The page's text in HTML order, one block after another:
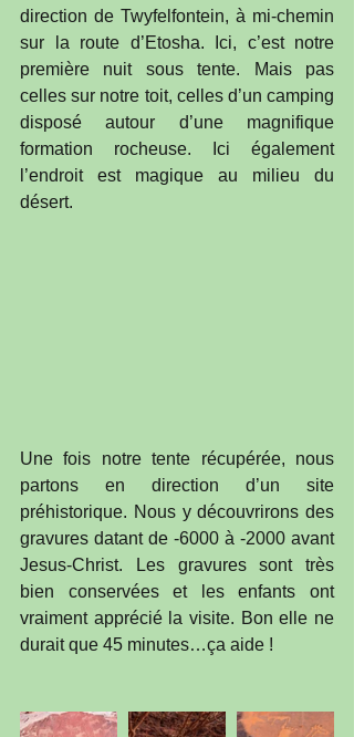
direction de Twyfelfontein, à mi-chemin
sur la route d’Etosha. Ici, c’est notre
première nuit sous tente. Mais pas
celles sur notre toit, celles d’un camping
disposé autour d’une magnifique
formation rocheuse. Ici également
l’endroit est magique au milieu du
désert.
Une fois notre tente récupérée, nous
partons en direction d’un site
préhistorique. Nous y découvrirons des
gravures datant de -6000 à -2000 avant
Jesus-Christ. Les gravures sont très
bien conservées et les enfants ont
vraiment apprécié la visite. Bon elle ne
durait que 45 minutes…ça aide !